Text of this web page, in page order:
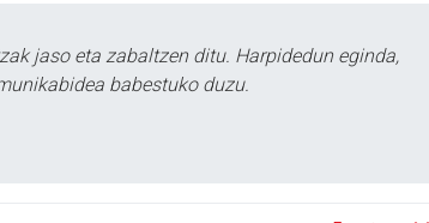
jaso eta zabaltzen ditu. Harpidedun eginda,
babestuko duzu.